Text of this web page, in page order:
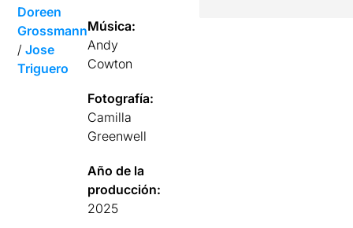
Doreen
Grossmann
/Jose
Triguero
Música:
Andy
Cowton
Fotografía:
Camilla
Greenwell
Año de la
producción:
2025